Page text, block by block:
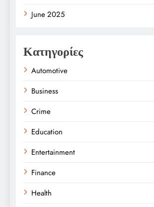
June 2025
Κατηγορίες
Automotive
Business
Crime
Education
Entertainment
Finance
Health